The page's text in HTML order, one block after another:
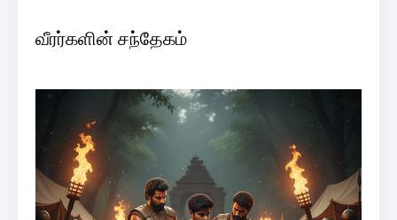
வீரர்களின் சந்தேகம்